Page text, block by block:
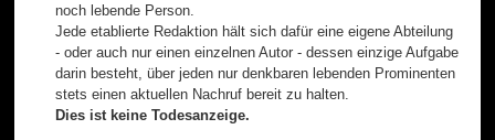
noch lebende Person.
Jede etablierte Redaktion hält sich dafür eine eigene Abteilung
- oder auch nur einen einzelnen Autor - dessen einzige Aufgabe
darin besteht, über jeden nur denkbaren lebenden Prominenten
stets einen aktuellen Nachruf bereit zu halten.
Dies ist keine Todesanzeige.